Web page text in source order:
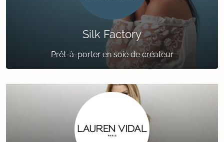
Silk Factory
Prêt-à-porter en soie de créateur